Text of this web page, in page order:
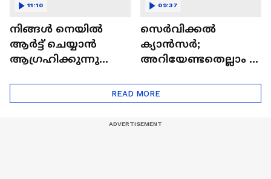
നിങ്ങൾ നെയിൽ
ആർട്ട് ചെയ്യാൻ
ആഗ്രഹിക്കുന്നുണ്ടോ
ട്രെൻഡിനെക്കുറിച്ച് |
Nail Art | Trends Cafe
11:10
സെർവിക്കൽ
ക്യാൻസർ;
അറിയേണ്ടതെല്ലാം |
Cancer
09:37
READ MORE